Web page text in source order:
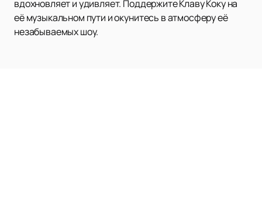
вдохновляет и удивляет. Поддержите Клаву Коку на
её музыкальном пути и окунитесь в атмосферу её
незабываемых шоу.